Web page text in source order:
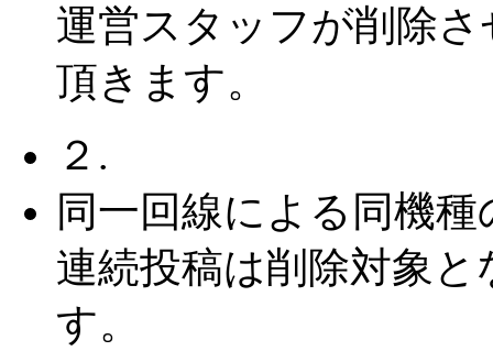
運営スタッフが削除さ
頂きます。
２.
同一回線による同機種
連続投稿は削除対象と
す。